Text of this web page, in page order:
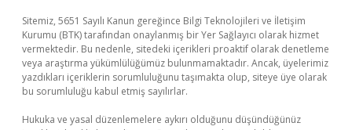
Sitemiz, 5651 Sayılı Kanun gereğince Bilgi Teknolojileri ve İletişim
Kurumu (BTK) tarafından onaylanmış bir Yer Sağlayıcı olarak hizmet
vermektedir. Bu nedenle, sitedeki içerikleri proaktif olarak denetleme
veya araştırma yükümlülüğümüz bulunmamaktadır. Ancak, üyelerimiz
yazdıkları içeriklerin sorumluluğunu taşımakta olup, siteye üye olarak
bu sorumluluğu kabul etmiş sayılırlar.
Hukuka ve yasal düzenlemelere aykırı olduğunu düşündüğünüz